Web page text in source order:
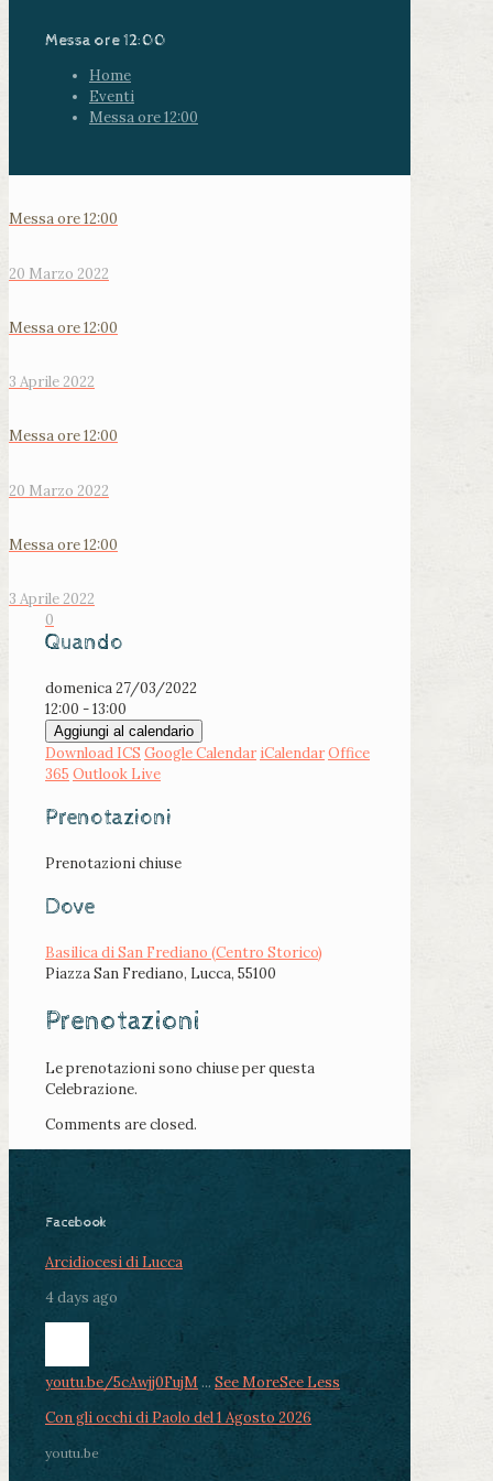
Messa ore 12:00
Home
Eventi
Messa ore 12:00
Messa ore 12:00
20 Marzo 2022
Messa ore 12:00
3 Aprile 2022
Messa ore 12:00
20 Marzo 2022
Messa ore 12:00
3 Aprile 2022
0
Quando
domenica 27/03/2022
12:00 - 13:00
Aggiungi al calendario
Download ICS Google Calendar iCalendarOffice
365 Outlook Live
Prenotazioni
Prenotazioni chiuse
Dove
Basilica di San Frediano (Centro Storico)
Piazza San Frediano, Lucca, 55100
Prenotazioni
Le prenotazioni sono chiuse per questa
Celebrazione.
Comments are closed.
Facebook
Arcidiocesi di Lucca
4 days ago
youtu.be/5cAwjj0FujM ... See MoreSee Less
Con gli occhi di Paolo del 1 Agosto 2026
youtu.be